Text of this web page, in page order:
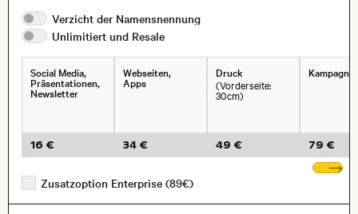
Verzicht der Namensnennung
Unlimitiert und Resale
Social Media,
Präsentationen,
Newsletter
16 €
Webseiten,
Apps
34 €
Druck
(Vorderseite:
30cm)
49 € 79 €
Zusatzoption Enterprise (89€)